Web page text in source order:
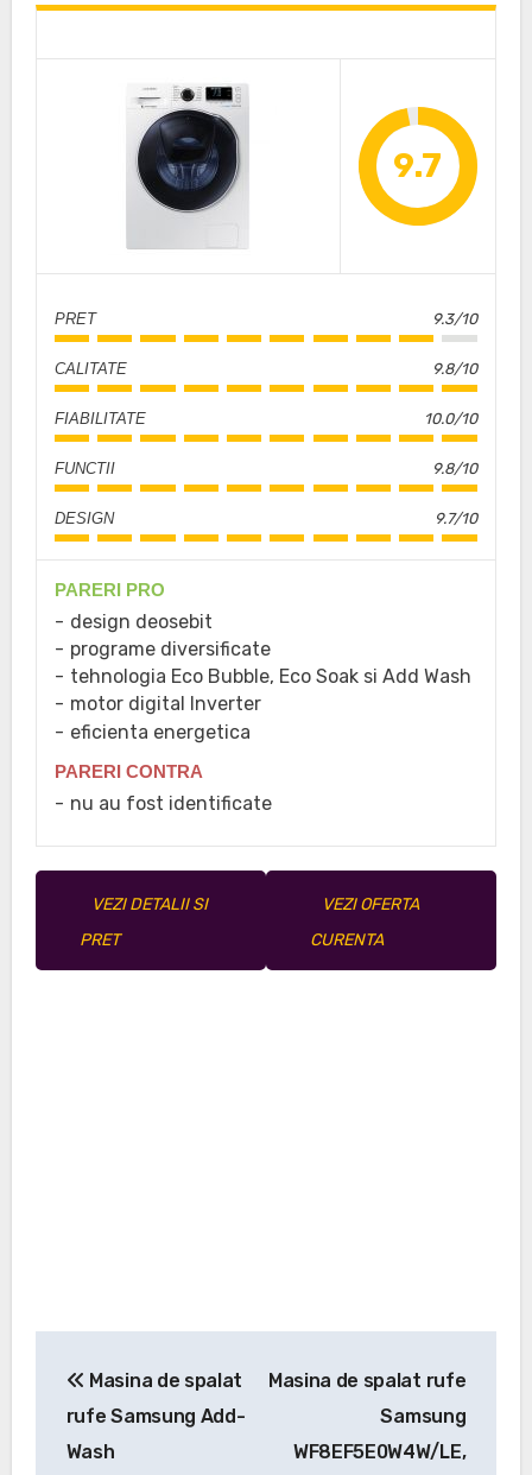
9.7
PRET 9.3/10
CALITATE 9.8/10
FIABILITATE 10.0/10
FUNCTII 9.8/10
DESIGN 9.7/10
PARERI PRO
design deosebit
programe diversificate
tehnologia Eco Bubble, Eco Soak si Add Wash
motor digital Inverter
eficienta energetica
PARERI CONTRA
nu au fost identificate
VEZI DETALII SI
PRET
VEZI OFERTA
CURENTA
în
articole
Masina de spalat
rufe Samsung Add-
Wash
Masina de spalat rufe
Samsung
WF8EF5E0W4W/LE,